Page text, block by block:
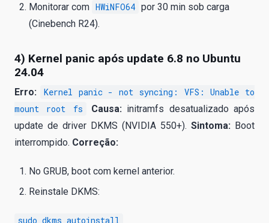
Monitorar com HWiNFO64 por 30 min sob carga
(Cinebench R24).
4) Kernel panic após update 6.8 no Ubuntu
24.04
Erro:
Kernel panic - not syncing: VFS: Unable to
mount root fs
Causa: initramfs desatualizado após
update de driver DKMS (NVIDIA 550+). Sintoma: Boot
interrompido. Correção:
No GRUB, boot com kernel anterior.
Reinstale DKMS:
sudo dkms autoinstall